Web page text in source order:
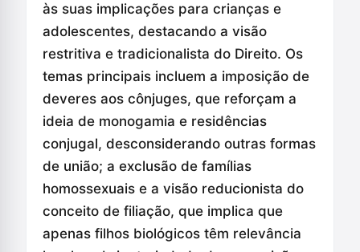
às suas implicações para crianças e
adolescentes, destacando a visão
restritiva e tradicionalista do Direito. Os
temas principais incluem a imposição de
deveres aos cônjuges, que reforçam a
ideia de monogamia e residências
conjugal, desconsiderando outras formas
de união; a exclusão de famílias
homossexuais e a visão reducionista do
conceito de filiação, que implica que
apenas filhos biológicos têm relevância